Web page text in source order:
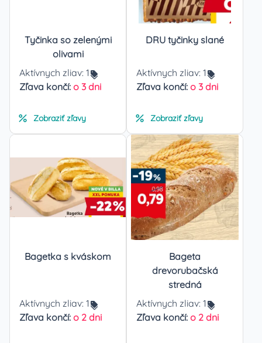
Tyčinka so zelenými
olivami
Aktívnych zliav: 1
Zľava končí: o 3 dni
Zobraziť zľavy
DRU tyčinky slané
Aktívnych zliav: 1
Zľava končí: o 3 dni
Zobraziť zľavy
Bagetka s kváskom
Aktívnych zliav: 1
Zľava končí: o 2 dni
Bageta
drevorubačská
stredná
Aktívnych zliav: 1
Zľava končí: o 2 dni